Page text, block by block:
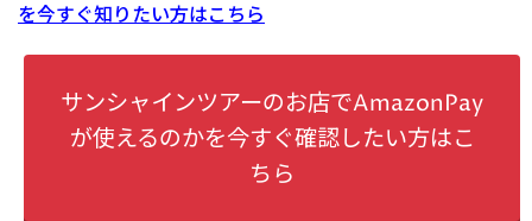
を今すぐ知りたい方はこちら
サンシャインツアーのお店でAmazonPay
が使えるのかを今すぐ確認したい方はこ
ちら